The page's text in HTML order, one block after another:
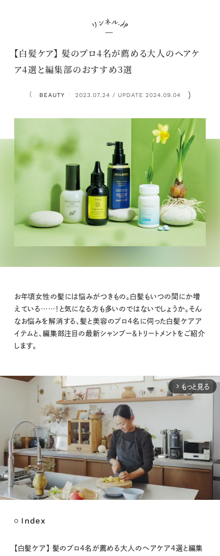
【白髪ケア】 髪のプロ4名が薦める大人のヘアケ
ア4選と編集部のおすすめ3選
BEAUTY ： 2023.07.24 / UPDATE 2024.09.04
お年頃女性の髪には悩みがつきもの。白髪もいつの間にか増
えている……！と気になる方も多いのではないでしょうか。そん
なお悩みを解消する、髪と美容のプロ4名に伺った白髪ケアア
イテムと、編集部注目の最新シャンプー＆トリートメントをご紹介
します。
arrow_forward_ios もっと見る
t
Index
【白髪ケア】 髪のプロ4名が薦める大人のヘアケア4選と編集